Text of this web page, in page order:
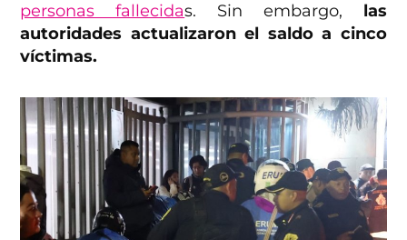
personas fallecidas. Sin embargo, las
autoridades actualizaron el saldo a cinco
víctimas.